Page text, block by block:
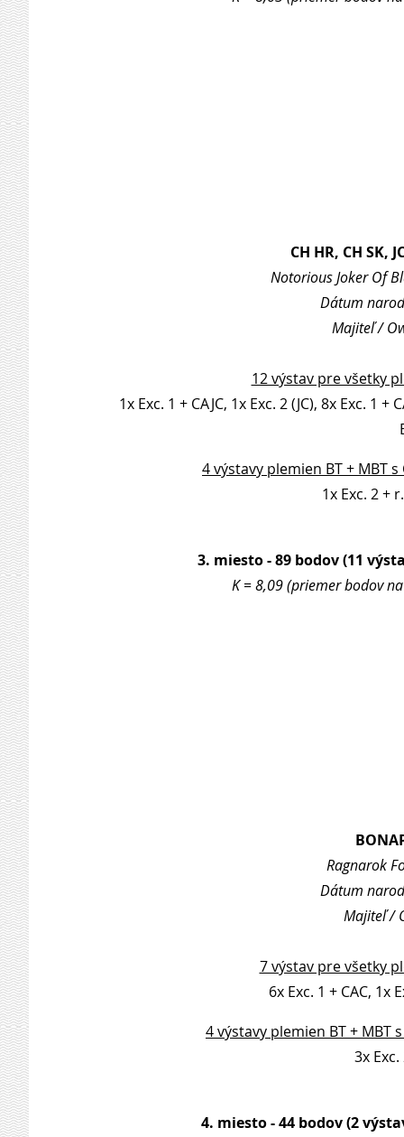
CH HR, CH SK,
Notorious Joker Of
Dátum
Majiteľ /
12 výstav pre všetky
1x Exc. 1 + CAJC, 1x Exc. 2 (JC), 8x Exc. 1 +
4 výstavy plemien BT + MBT
1x Exc. 2 +
3. miesto - 89 bodov (11
K = 8,09 (priemer bodov
Ragnarok
Dátum
Majiteľ /
7 výstav pre všetky
6x Exc. 1 + CAC, 1x
4 výstavy plemien BT + MBT
3x
4. miesto - 44 bodov (2